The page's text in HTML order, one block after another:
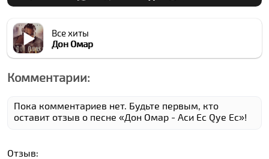
Все хиты
Дон Омар
Комментарии:
Пока комментариев нет. Будьте первым, кто
оставит отзыв о песне «Дон Омар - Аси Ес Qуе Ес»!
Отзыв: